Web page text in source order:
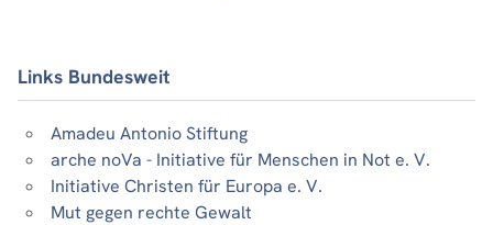
Links Bundesweit
Amadeu Antonio Stiftung
arche noVa - Initiative für Menschen in Not e. V.
Initiative Christen für Europa e. V.
Mut gegen rechte Gewalt